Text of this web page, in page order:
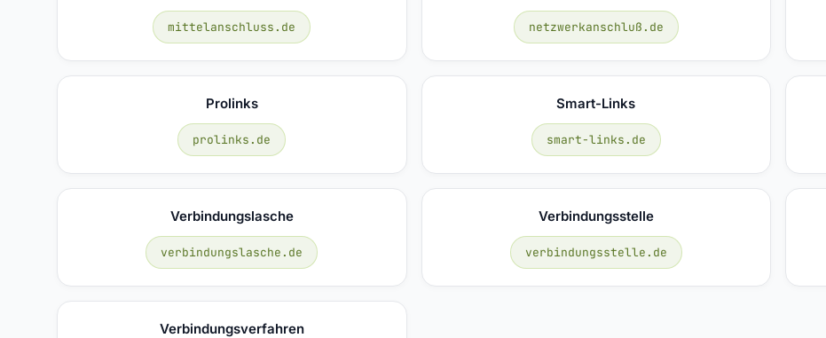
mittelanschluss.de netzwerkanschluß.de
Prolinks
prolinks.de
Smart-Links
smart-links.de
Verbindungslasche
verbindungslasche.de
Verbindungsstelle
verbindungsstelle.de
Verbindungsverfahren